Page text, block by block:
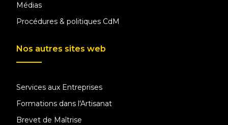
Médias
Procédures & politiques CdM
Nos autres sites web
Services aux Entreprises
Formations dans l'Artisanat
Brevet de Maîtrise